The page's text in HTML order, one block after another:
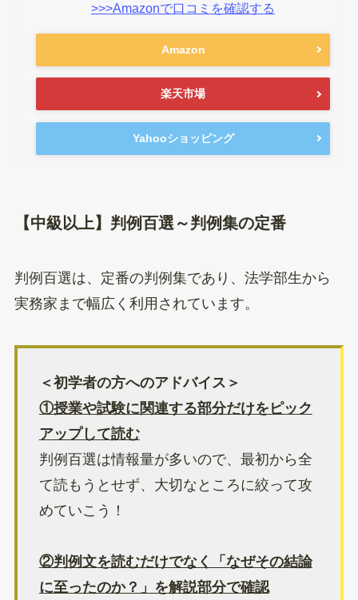
>>>Amazonで口コミを確認する
Amazon
楽天市場
Yahooショッピング
【中級以上】判例百選～判例集の定番
判例百選は、定番の判例集であり、法学部生から
実務家まで幅広く利用されています。
＜初学者の方へのアドバイス＞
①授業や試験に関連する部分だけをピック
アップして読む
判例百選は情報量が多いので、最初から全
て読もうとせず、大切なところに絞って攻
めていこう！
②判例文を読むだけでなく「なぜその結論
に至ったのか？」を解説部分で確認